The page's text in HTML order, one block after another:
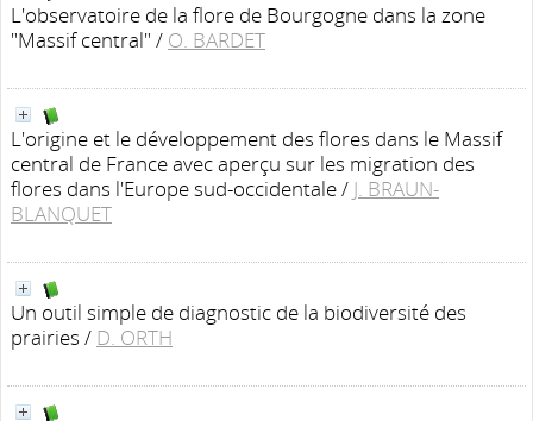
L'observatoire de la flore de Bourgogne dans la zone
"Massif central" / O. BARDET
L'origine et le développement des flores dans le Massif
central de France avec aperçu sur les migration des
flores dans l'Europe sud-occidentale/ J. BRAUN-
BLANQUET
Un outil simple de diagnostic de la biodiversité des
prairies / D. ORTH